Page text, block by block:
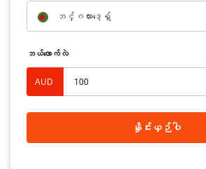
ဘင်္ဂလားဒေ့ရှ်
ဘယ်လောက်လဲ
AUD
နှိုင်းယှဉ်ပါ